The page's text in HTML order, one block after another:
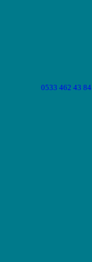
0533 462 43 84